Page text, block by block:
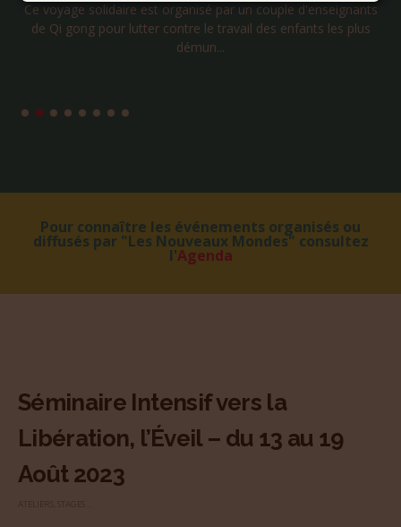
Ce voyage solidaire est organisé par un couple d'enseignants
de Qi gong pour lutter contre le travail des enfants les plus
démun...
Pour connaître les événements organisés ou
diffusés par "Les Nouveaux Mondes" consultez
l'Agenda
Séminaire Intensif vers la
Libération, l’Éveil – du 13 au 19
Août 2023